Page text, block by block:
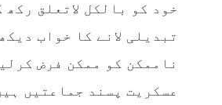
خود کو بالکل لاتعلق رکھ
تبدیلی لانے کا خواب
ناممکن کو ممکن فرض
عسکریت پسند جماعتیں